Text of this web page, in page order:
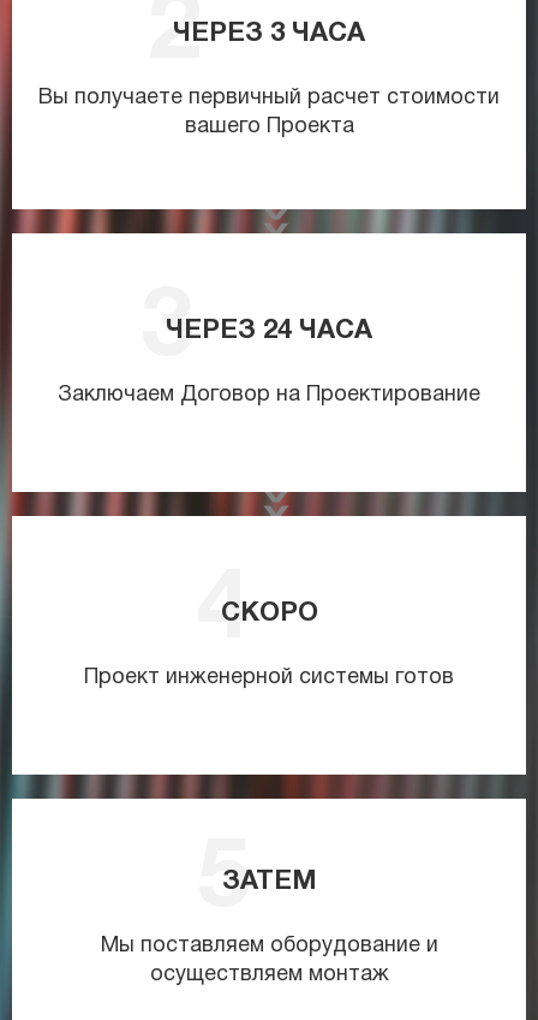
ЧЕРЕЗ 3 ЧАСА
Вы получаете первичный расчет стоимости
вашего Проекта
ЧЕРЕЗ 24 ЧАСА
Заключаем Договор на Проектирование
СКОРО
Проект инженерной системы готов
ЗАТЕМ
Мы поставляем оборудование и
осуществляем монтаж